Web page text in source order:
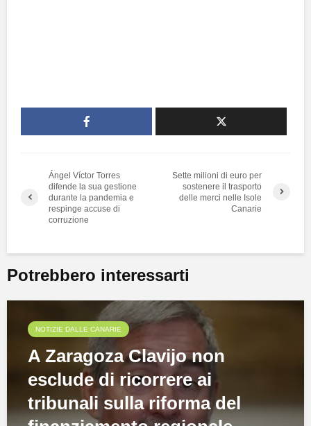
Ángel Víctor Torres
difende la sua gestione
durante la pandemia e
respinge accuse di
corruzione
Sette milioni di euro per
sostenere il trasporto
delle merci nelle Isole
Canarie
Potrebbero interessarti
NOTIZIE DALLE CANARIE
A Zaragoza Clavijo non
esclude di ricorrere ai
tribunali sulla riforma del